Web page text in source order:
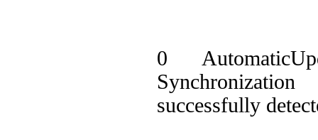
0
Synchronization
successfully